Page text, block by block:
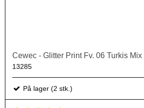
Cewec - Glitter Print Fv. 06 Turkis Mix
13285
På lager (2 stk.)